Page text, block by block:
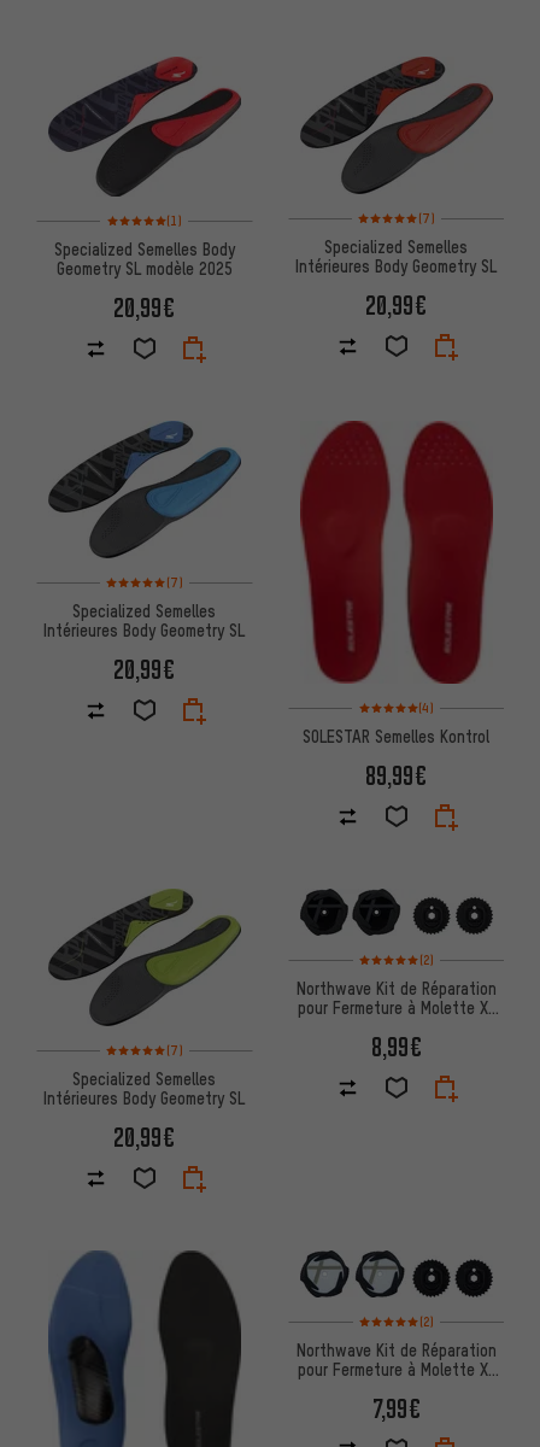
Note moyenne : 5 sur 5 d'après 1 avis
(1)
Specialized Semelles Body
Geometry SL modèle 2025
20,99€
Note moyenne : 5 sur 5
(7)
Specialized Semelles
Intérieures Body Geometry SL
20,99€
Note moyenne : 5 sur 5 d'après 7 avis
(7)
Specialized Semelles
Intérieures Body Geometry SL
20,99€
Note moyenne : 5 sur 5
(4)
SOLESTAR Semelles Kontrol
89,99€
Note moyenne : 5 sur 5 d'après 7 avis
(7)
Specialized Semelles
Intérieures Body Geometry SL
20,99€
Note moyenne : 5 sur 5
(2)
Northwave Kit de Réparation
pour Fermeture à Molette X-
8,99€
Note moyenne : 5 sur 5
(2)
Northwave Kit de Réparation
pour Fermeture à Molette X-
7,99€